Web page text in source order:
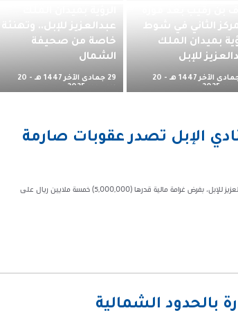
الثاني في شوط
بميدان الملك
للإبل
29 جمادى الآخر 1447 هـ - 20
2025 م
عبدالعزيز للإبل.. وتهنئة
خاصة من صحيفة
الشمال
29 جمادى الآخر 1447 هـ - 20
ديسمبر 2025 م
الإبل تصدر عقوبات صارمة
صدر قرار اللجنة القانونية بنادي الإبل، استنادًا إلى اللوائح والأنظمة المنظمة لمهرجان الملك عبد العزيز للإبل، بفرض غرامة مالية قدرها (5,000,000) خمسة ملايين ريال على
بالحدود الشمالية